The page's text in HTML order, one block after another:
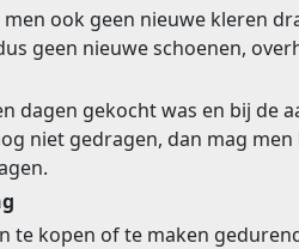
ook geen nieuwe kleren
geen nieuwe schoenen,
dagen gekocht was en bij de
niet gedragen, dan mag
te kopen of te maken